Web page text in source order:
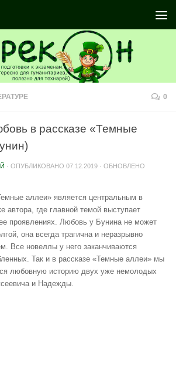
0
в рассказе «Темные
· ОПУБЛИКОВАНО 07.12.2019 · ОБНОВЛЕНО
аллеи» является центральным в
автора, где главной темой выступает
проявлениях. Любовь у Бунина не может
она всегда трагична и неразрывно
Все новеллы у него заканчиваются
Так и в рассказе «Темные аллеи» мы
любовную историю двух уже немолодых
и Надежды.